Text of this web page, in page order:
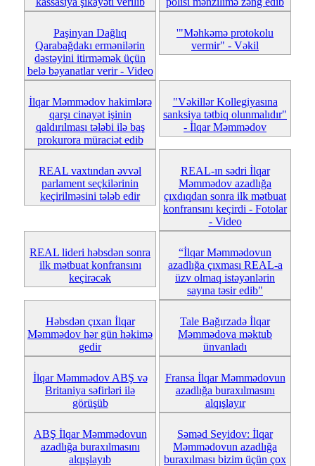
Paşinyan Dağlıq
Qarabağdakı ermənilərin
dəstəyini itirməmək üçün
belə bəyanatlar verir - Video
'"Məhkəmə protokolu
vermir" - Vəkil
İlqar Məmmədov hakimlərə
qarşı cinayət işinin
qaldırılması tələbi ilə baş
prokurora müraciət edib
"Vəkillər Kollegiyasına
sanksiya tətbiq olunmalıdır"
- İlqar Məmmədov
REAL vaxtından əvvəl
parlament seçkilərinin
keçirilməsini tələb edir
REAL-ın sədri İlqar
Məmmədov azadlığa
çıxdıqdan sonra ilk mətbuat
konfransını keçirdi - Fotolar
- Video
REAL lideri həbsdən sonra
ilk mətbuat konfransını
keçirəcək
“İlqar Məmmədovun
azadlığa çıxması REAL-a
üzv olmaq istəyənlərin
sayına təsir edib"
Həbsdən çıxan İlqar
Məmmədov hər gün həkimə
gedir
Tale Bağırzadə İlqar
Məmmədova məktub
ünvanladı
İlqar Məmmədov ABŞ və
Britaniya səfirləri ilə
görüşüb
Fransa İlqar Məmmədovun
azadlığa buraxılmasını
alqışlayır
ABŞ İlqar Məmmədovun
azadlığa buraxılmasını
alqışlayıb
Səməd Seyidov: İlqar
Məmmədovun azadlığa
buraxılması bizim üçün çox